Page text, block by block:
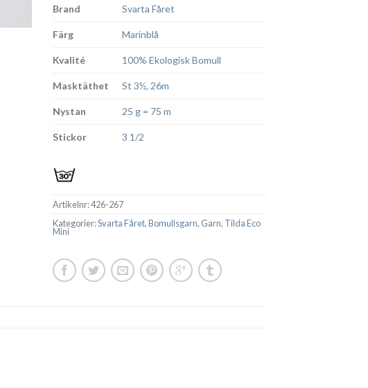
Brand Svarta Fåret
Färg Marinblå
Kvalité 100% Ekologisk Bomull
Masktäthet St 3½, 26m
Nystan 25 g = 75 m
Stickor 3 1/2
Artikelnr:426-267
Kategorier:Svarta Fåret,Bomullsgarn, Garn, Tilda Eco
Mini